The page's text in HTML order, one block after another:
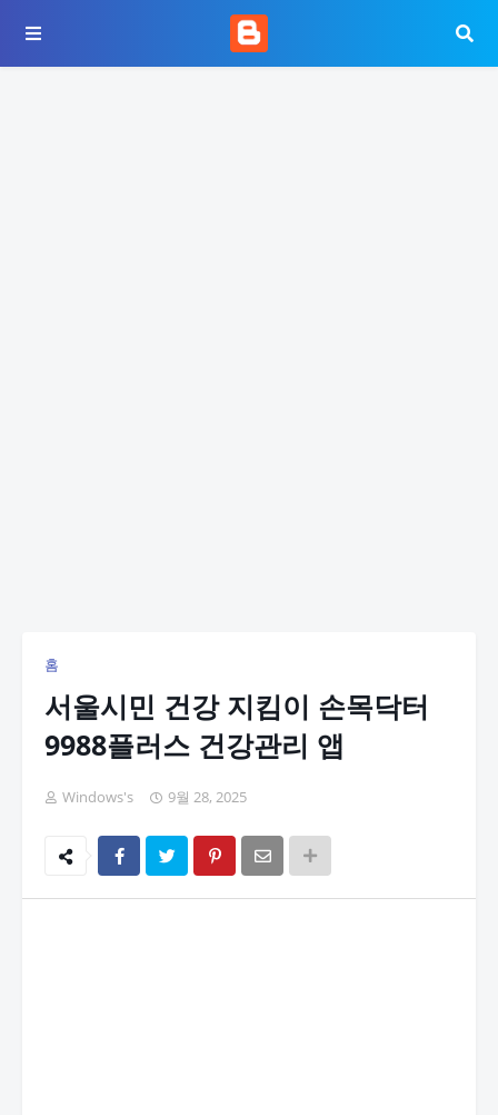
홈
서울시민 건강 지킴이 손목닥터
9988플러스 건강관리 앱
Windows's 9월 28, 2025